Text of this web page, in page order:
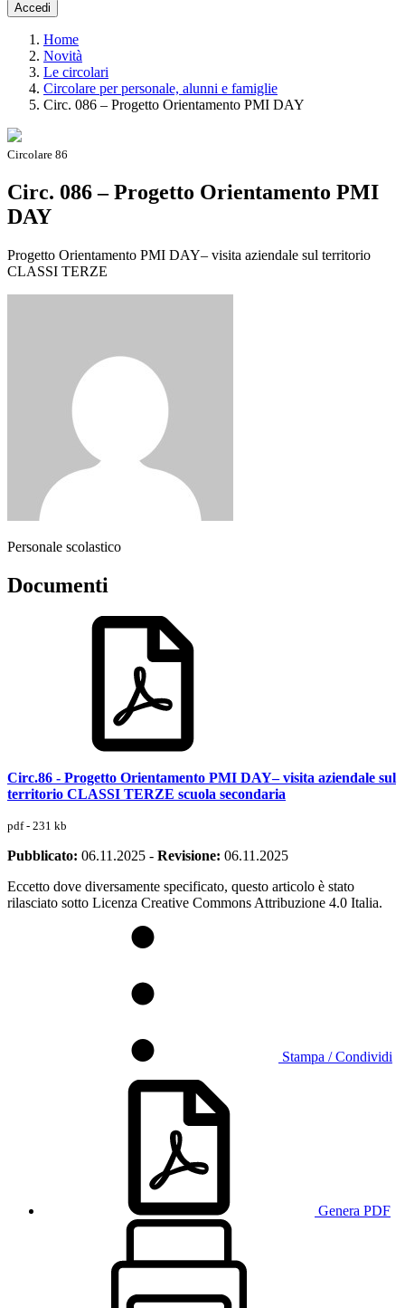
Accedi
Home
Novità
Le circolari
Circolare per personale, alunni e famiglie
Circ. 086 – Progetto Orientamento PMI DAY
Circolare 86
Circ. 086 – Progetto Orientamento PMI
DAY
Progetto Orientamento PMI DAY– visita aziendale sul territorio
CLASSI TERZE
Personale scolastico
Documenti
Circ.86 - Progetto Orientamento PMI DAY– visita aziendale sul
territorio CLASSI TERZE scuola secondaria
pdf - 231 kb
Pubblicato: 06.11.2025 - Revisione: 06.11.2025
Eccetto dove diversamente specificato, questo articolo è stato
rilasciato sotto Licenza Creative Commons Attribuzione 4.0 Italia.
Stampa / Condividi
Genera PDF